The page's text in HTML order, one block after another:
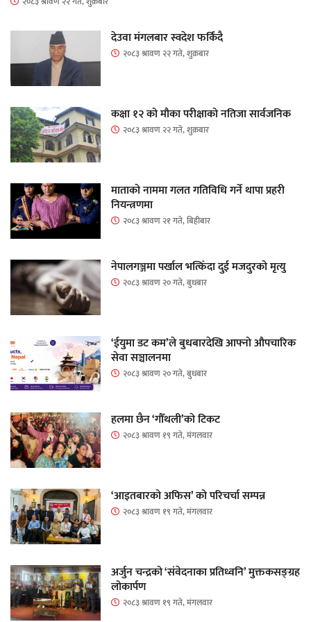
देउवा मंगलबार स्वदेश फर्किंदै
२०८३ श्रावण २२ गते, शुक्रबार
कक्षा १२ को मौका परीक्षाको नतिजा सार्वजनिक
२०८३ श्रावण २२ गते, शुक्रबार
माताकाे नाममा गलत गतिविधि गर्ने थापा प्रहरी
नियन्त्रणमा
२०८३ श्रावण २१ गते, बिहीबार
नेपालगञ्जमा पर्खाल भत्किँदा दुई मजदुरको मृत्यु
२०८३ श्रावण २० गते, बुधबार
‘ईयुमा डट कम’ले बुधबारदेखि आफ्नो औपचारिक
सेवा सञ्चालनमा
२०८३ श्रावण २० गते, बुधबार
हलमा छैन ‘गौँथली’को टिकट
२०८३ श्रावण १९ गते, मंगलवार
‘आइतबारको अफिस’ को परिचर्चा सम्पन्न
२०८३ श्रावण १९ गते, मंगलवार
अर्जुन चन्द्रको ‘संवेदनाका प्रतिध्वनि’ मुक्तकसङ्ग्रह
लोकार्पण
२०८३ श्रावण १९ गते, मंगलवार